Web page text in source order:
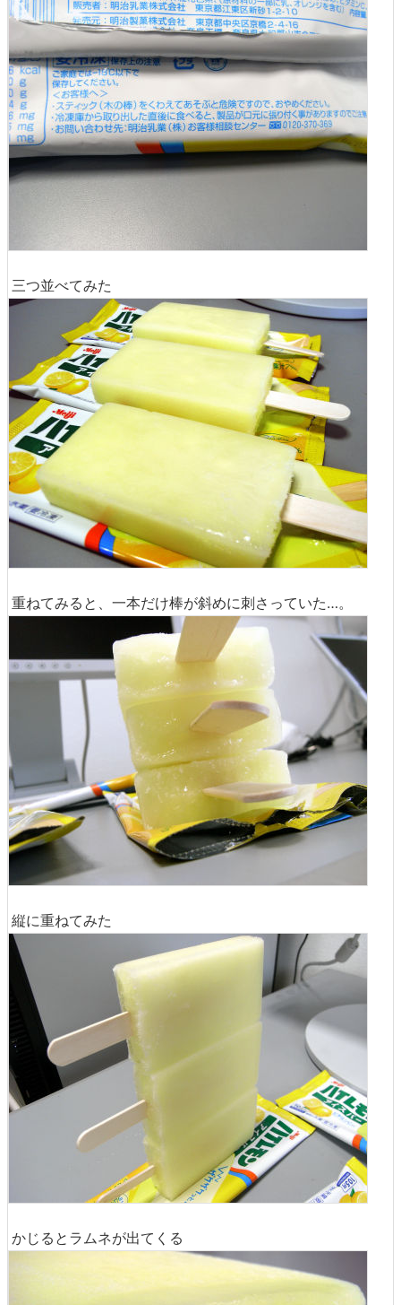
三つ並べてみた
重ねてみると、一本だけ棒が斜めに刺さっていた…。
縦に重ねてみた
かじるとラムネが出てくる